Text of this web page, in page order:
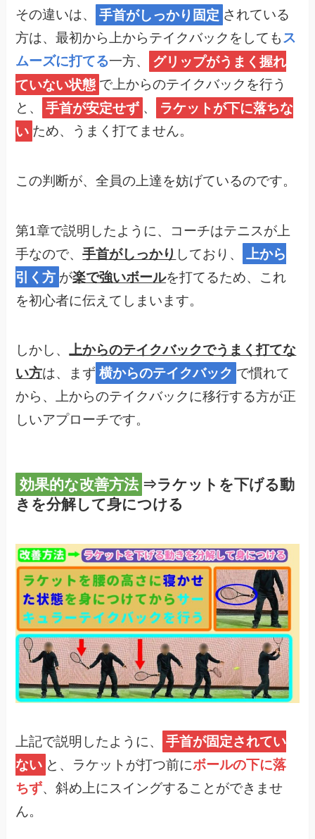
その違いは、 手首がしっかり固定 されている
方は、最初から上からテイクバックをしてもス
ムーズに打てる一方、
グリップがうまく握れ
ていない状態 で上からのテイクバックを行う
と、
手首が安定せず 、
ラケットが下に落ちな
い ため、うまく打てません。
この判断が、全員の上達を妨げているのです。
第1章で説明したように、コーチはテニスが上
手なので、手首がしっかり しており、
上から
引く方 が楽で強いボールを打てるため、これ
を初心者に伝えてしまいます。
しかし、上からのテイクバックでうまく打てな
い方は、まず 横からのテイクバック で慣れて
から、上からのテイクバックに移行する方が正
しいアプローチです。
効果的な改善方法 ⇒ラケットを下げる動
きを分解して身につける
上記で説明したように、
手首が固定されてい
ない と、ラケットが打つ前にボールの下に落
ちず、斜め上にスイングすることができませ
ん。